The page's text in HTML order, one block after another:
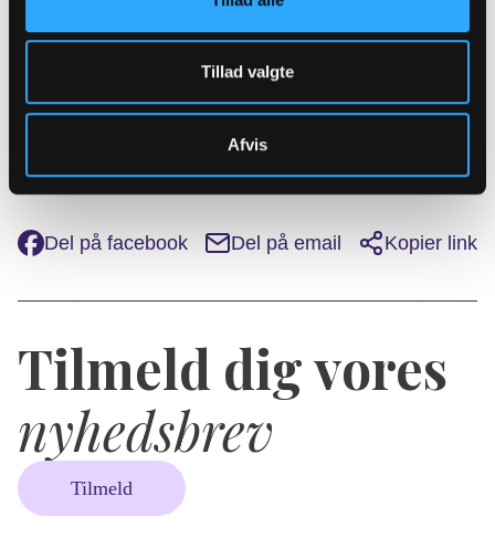
Tillad valgte
Afvis
gennemføres en anden valgrunde, hvor
afstemningen står mellem de to kandidater, som
har fået flest stemmer i første runde.
Del på facebook Del på email Kopier link
Tilmeld dig vores
nyhedsbrev
Tilmeld